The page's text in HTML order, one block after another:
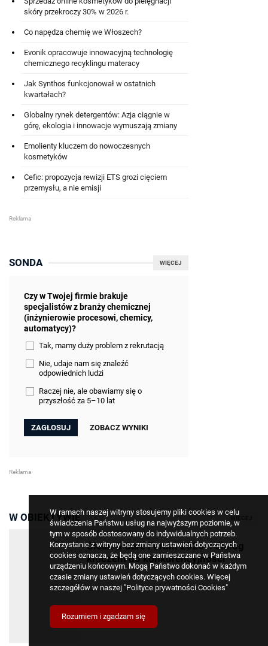
W ramach naszej witryny stosujemy pliki cookies w celu
świadczenia Państwu usług na najwyższym poziomie, w
tym w sposób dostosowany do indywidualnych potrzeb.
Korzystanie z witryny bez zmiany ustawień dotyczących
cookies oznacza, że będą one zamieszczane w Państwa
urządzeniu końcowym. Mogą Państwo dokonać w każdym
czasie zmiany ustawień dotyczących cookies. Więcej
szczegółów w naszej "Polityce prywatności Cookies"
Rozumiem i zgadzam się
skóry przekroczy 30% w 2026 r.
Co napędza chemię we Włoszech?
Evonik opracowuje innowacyjną technologię
chemicznego recyklingu materacy
Jak Synthos funkcjonował w ostatnich
kwartałach?
Globalny rynek detergentów: Azja ciągnie w
górę, ekologia i innowacje wymuszają zmiany
Emolienty kluczem do nowoczesnych
kosmetyków
Cefic: propozycja rewizji ETS grozi cięciem
przemysłu, a nie emisji
WIĘCEJ
SONDA
Czy w Twojej firmie brakuje
specjalistów z branży chemicznej
(inżynierowie procesowi, chemicy,
automatycy)?
Tak, mamy duży problem z rekrutacją
Nie, udaje nam się znaleźć
odpowiednich ludzi
Raczej nie, ale obawiamy się o
przyszłość za 5–10 lat
ZOBACZ WYNIKI
W OBIEKTYWIE
05 lipca 2026
Clean & Care Forum 2026+: dialog
kluczem do konkurencyjności